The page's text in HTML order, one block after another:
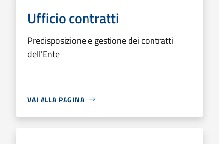
Ufficio contratti
Predisposizione e gestione dei contratti
dell'Ente
VAI ALLA PAGINA